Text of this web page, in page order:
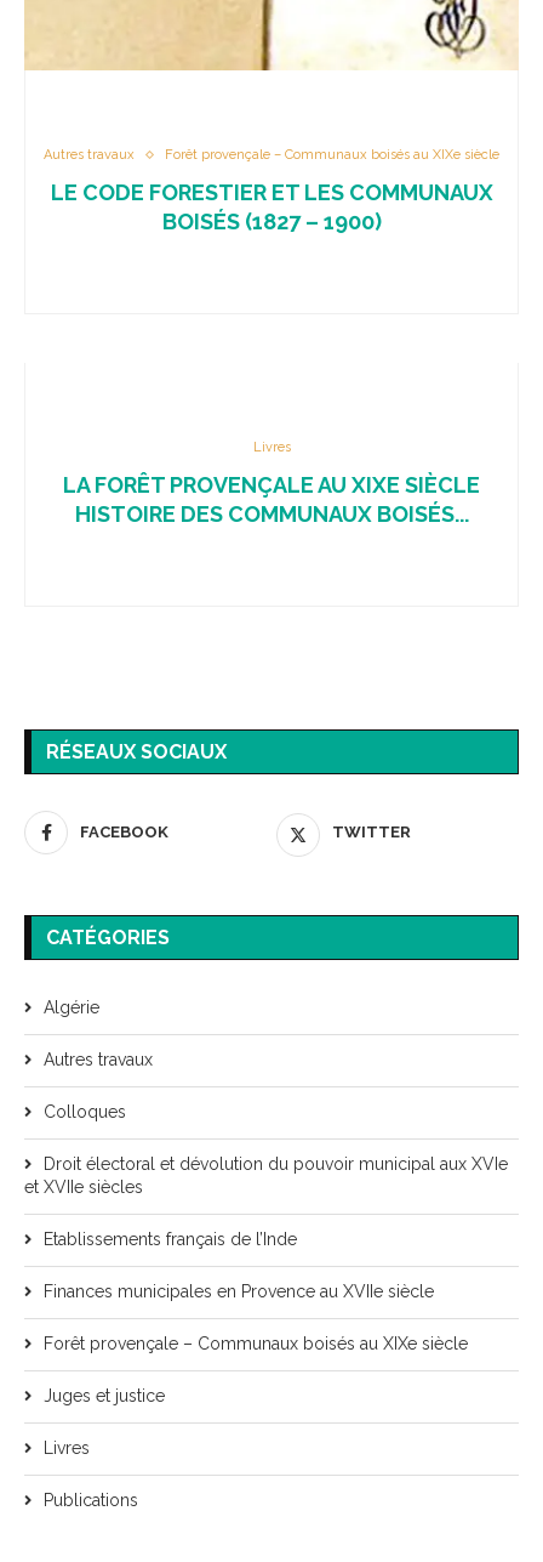
Autres travaux Forêt provençale – Communaux boisés au XIXe siècle
LE CODE FORESTIER ET LES COMMUNAUX
BOISÉS (1827 – 1900)
Livres
LA FORÊT PROVENÇALE AU XIXE SIÈCLE
HISTOIRE DES COMMUNAUX BOISÉS...
RÉSEAUX SOCIAUX
FACEBOOK TWITTER
CATÉGORIES
Algérie
Autres travaux
Colloques
Droit électoral et dévolution du pouvoir municipal aux XVIe
et XVIIe siècles
Etablissements français de l’Inde
Finances municipales en Provence au XVIIe siècle
Forêt provençale – Communaux boisés au XIXe siècle
Juges et justice
Livres
Publications